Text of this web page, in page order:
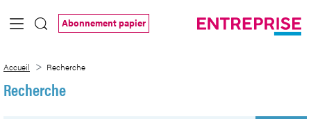
Saut au contenu principal
Abonnement papier
Accueil Recherche
Recherche